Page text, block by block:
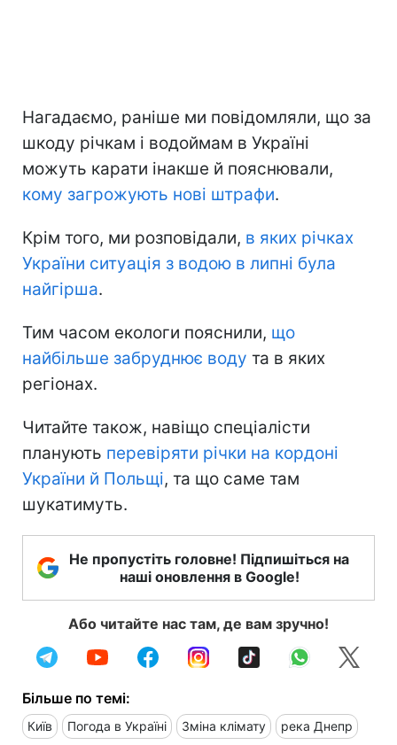
Нагадаємо, раніше ми повідомляли, що за
шкоду річкам і водоймам в Україні
можуть карати інакше й пояснювали,
кому загрожують нові штрафи.
Крім того, ми розповідали, в яких річках
України ситуація з водою в липні була
найгірша.
Тим часом екологи пояснили, що
найбільше забруднює воду та в яких
регіонах.
Читайте також, навіщо спеціалісти
планують перевіряти річки на кордоні
України й Польщі, та що саме там
шукатимуть.
Не пропустіть головне! Підпишіться на
наші оновлення в Google!
Або читайте нас там, де вам зручно!
Більше по темі:
Київ Погода в Україні Зміна клімату река Днепр